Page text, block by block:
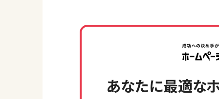
あなたに最適な